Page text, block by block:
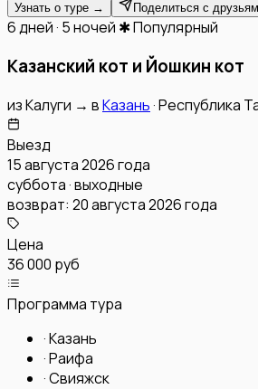
Узнать о туре → Поделиться с
6 дней · 5 ночей ✱ Популярный
Казанский кот и Йошкин кот
изКалуги → вКазань·Республика
Выезд
15 августа 2026 года
суббота · выходные
возврат: 20 августа 2026 года
Цена
36 000 руб
Программа тура
·Казань
·Раифа
·Свияжск